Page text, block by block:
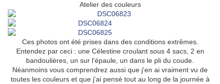
Atelier des couleurs
Ces photos ont été prises dans des conditions extrêmes.
Entendez par ceci : une Célestine croulant sous 4 sacs, 2 en
bandoulières, un sur l'épaule, un dans le pli du coude.
Néanmoins vous comprendrez aussi que j'en ai vraiment vu de
toutes les couleurs et que j'ai pensé tout au long de la journée à